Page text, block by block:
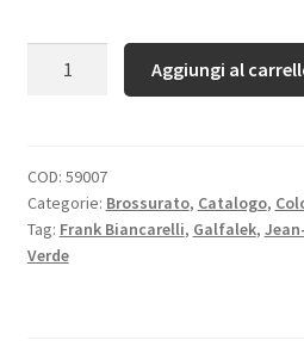
Aggiungi al
COD: 59007
Categorie: Brossurato, Catalogo,
Tag: Frank Biancarelli, Galfalek,
Verde